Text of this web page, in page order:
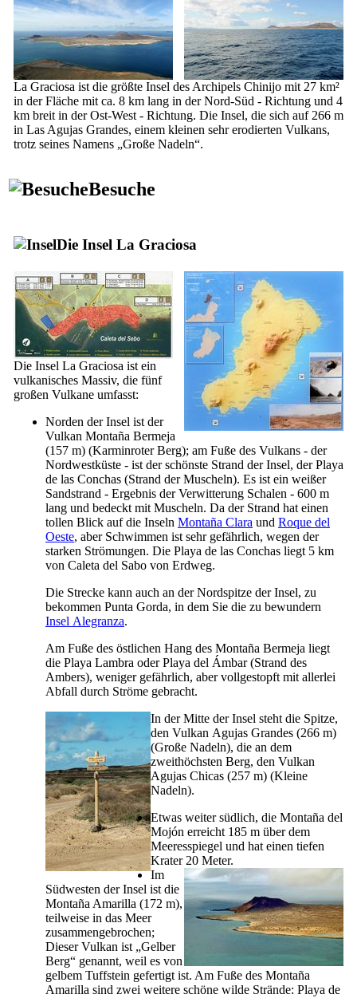
La Graciosa ist die größte Insel des Archipels Chinijo mit 27 km²
in der Fläche mit ca. 8 km lang in der Nord-Süd - Richtung und 4
km breit in der Ost-West - Richtung. Die Insel, die sich auf 266 m
in Las Agujas Grandes, einem kleinen sehr erodierten Vulkans,
trotz seines Namens „Große Nadeln“.
Besuche
Die Insel La Graciosa
Die Insel La Graciosa ist ein
vulkanisches Massiv, die fünf
großen Vulkane umfasst:
Norden der Insel ist der
Vulkan Montaña Bermeja
(157 m) (Karminroter Berg); am Fuße des Vulkans - der
Nordwestküste - ist der schönste Strand der Insel, derPlaya
de las Conchas (Strand der Muscheln). Es ist ein weißer
Sandstrand - Ergebnis der Verwitterung Schalen - 600 m
lang und bedeckt mit Muscheln. Da der Strand hat einen
tollen Blick auf die Inseln Montaña Clara und Roque del
Oeste, aber Schwimmen ist sehr gefährlich, wegen der
starken Strömungen. Die Playa de las Conchas liegt 5 km
von Caleta del Sabo von Erdweg.
Die Strecke kann auch an der Nordspitze der Insel, zu
bekommen Punta Gorda, in dem Sie die zu bewundern
Insel Alegranza.
Am Fuße des östlichen Hang des Montaña Bermeja liegt
die Playa Lambra oderPlaya del Ámbar(Strand des
Ambers), weniger gefährlich, aber vollgestopft mit allerlei
Abfall durch Ströme gebracht.
In der Mitte der Insel steht die Spitze,
den Vulkan Agujas Grandes (266 m)
(Große Nadeln), die an dem
zweithöchsten Berg, den Vulkan
Agujas Chicas (257 m) (Kleine
Nadeln).
Etwas weiter südlich, die Montaña del
Mojón erreicht 185 m über dem
Meeresspiegel und hat einen tiefen
Krater 20 Meter.
Im
Südwesten der Insel ist die
Montaña Amarilla (172 m),
teilweise in das Meer
zusammengebrochen;
Dieser Vulkan ist „Gelber
Berg“ genannt, weil es von
gelbem Tuffstein gefertigt ist. Am Fuße des Montaña
Amarilla sind zwei weitere schöne wilde Strände: Playa de